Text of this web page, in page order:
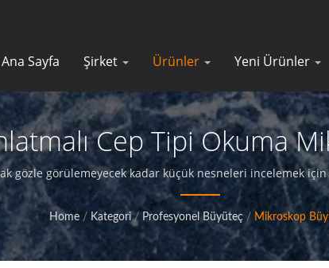
Ana Sayfa Şirket Ürünler Yeni Ürünler
Cep Tipi Okuma
Hassas Optik Büyüteçler
gözle görülemeyecek kadar küçük nesneleri incelemek
sunan ve müşterilerine mükemmel hizmet sağlayan
Home / Kategori / Profesyonel Büyüteç / Mikroskop